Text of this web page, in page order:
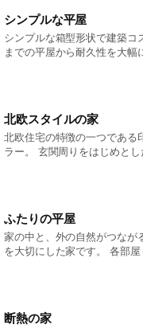
シンプルな平屋
シンプルな箱型形状で建築コ
までの平屋から耐久性を大幅
北欧スタイルの家
北欧住宅の特徴の一つである
ラー。 玄関周りをはじめと
ふたりの平屋
家の中と、外の自然がつなが
を大切にした家です。 各部
断熱の家